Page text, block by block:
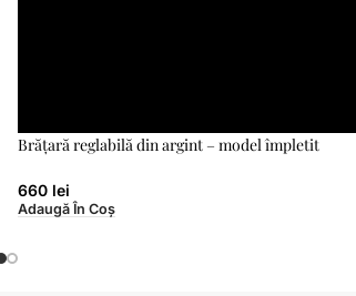
Brățară reglabilă din argint – model împletit
660 lei
Adaugă În Coș